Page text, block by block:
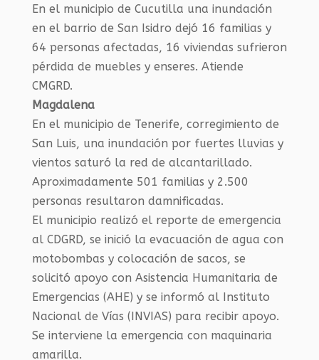
En el municipio de Cucutilla una inundación
en el barrio de San Isidro dejó 16 familias y
64 personas afectadas, 16 viviendas sufrieron
pérdida de muebles y enseres. Atiende
CMGRD.
Magdalena
En el municipio de Tenerife, corregimiento de
San Luis, una inundación por fuertes lluvias y
vientos saturó la red de alcantarillado.
Aproximadamente 501 familias y 2.500
personas resultaron damnificadas.
El municipio realizó el reporte de emergencia
al CDGRD, se inició la evacuación de agua con
motobombas y colocación de sacos, se
solicitó apoyo con Asistencia Humanitaria de
Emergencias (AHE) y se informó al Instituto
Nacional de Vías (INVIAS) para recibir apoyo.
Se interviene la emergencia con maquinaria
amarilla.